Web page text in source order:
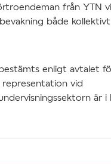
från YTN
både
enligt avtalet
vid
är i